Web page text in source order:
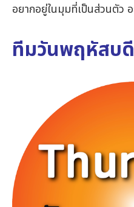
อยากอยู่ในมุมที่เป็นส่วนตัว
ทีมวันพฤหัสบดี